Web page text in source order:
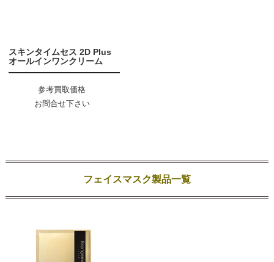
スキンタイムセス 2D Plus
オールインワンクリーム
参考買取価格
お問合せ下さい
フェイスマスク製品一覧